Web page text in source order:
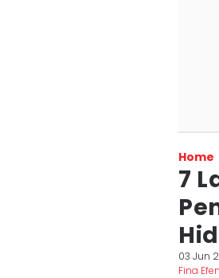
Home
7
03 Jun
Fina